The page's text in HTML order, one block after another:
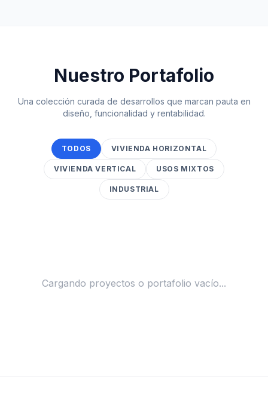
Nuestro Portafolio
Una colección curada de desarrollos que marcan pauta en
diseño, funcionalidad y rentabilidad.
TODOS VIVIENDA HORIZONTAL
VIVIENDA VERTICAL USOS MIXTOS
INDUSTRIAL
Cargando proyectos o portafolio vacío...